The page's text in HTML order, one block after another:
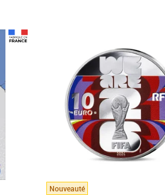
Nouveauté